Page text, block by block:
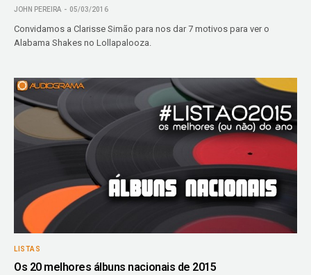
JOHN PEREIRA 05/03/2016
Convidamos a Clarisse Simão para nos dar 7 motivos para ver o
Alabama Shakes no Lollapalooza.
LISTAS
Os 20 melhores álbuns nacionais de 2015